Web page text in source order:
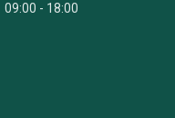
09:00 18:00